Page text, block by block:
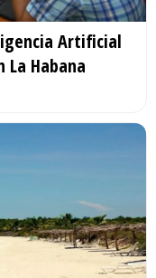
Artificial
Habana